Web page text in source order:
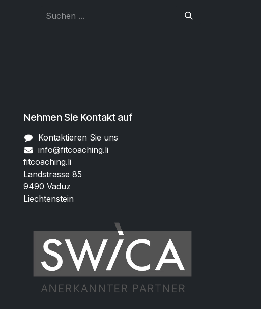
Nehmen Sie Kontakt auf
Kontaktieren Sie uns
info@fitcoaching.li
fitcoaching.li
Landstrasse 85
9490 Vaduz
Liechtenstein